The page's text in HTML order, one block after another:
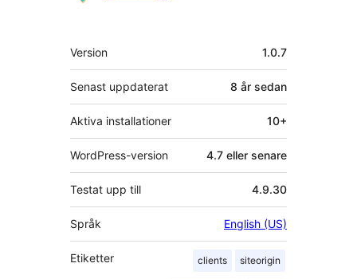
Meta
Version 1.0.7
Senast uppdaterat 8 år sedan
Aktiva installationer 10+
WordPress-version 4.7 eller senare
Testat upp till 4.9.30
Språk English (US)
Etiketter clients siteorigin